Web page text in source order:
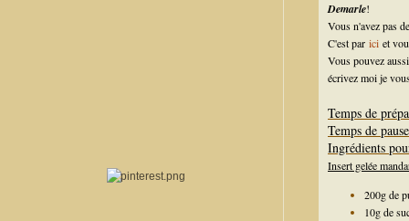
Demarle!
Vous n'avez pas
C'est par ici et
Vous pouvez
écrivez moi je
Temps de
Temps de
Ingrédients
Insert gelée
200g de
10g de